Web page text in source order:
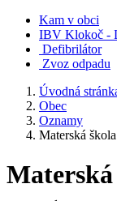
Kam v obci
IBV Klokoč -
Defibrilátor
Zvoz odpadu
Úvodná
Obec
Oznamy
Materská
Materská